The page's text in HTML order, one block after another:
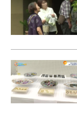
【ご注意】
2024年9月
ビス向上の
『CCNet
一部コンテン
CCNetサー
ページ※』へ
す。